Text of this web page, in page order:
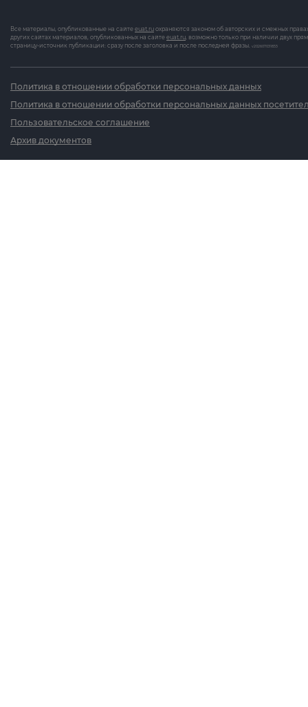
Все материалы, опубликованные на сайте euat.ru охраняются законом об авторских и смежных
других сайтах материалов, опубликованных на сайте euat.ru, возможно только при наличии двух
страницу-источник публикации: сразу после заголовка и после последней фразы. v202607031833
Политика в отношении обработки персональных данных
Политика в отношении обработки персональных данных
Пользовательское соглашение
Архив документов